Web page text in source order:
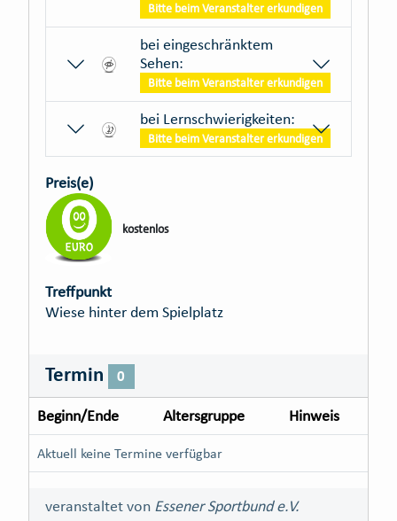
Bitte beim Veranstalter erkundigen
bei eingeschränktem
Sehen:
Bitte beim Veranstalter erkundigen
bei Lernschwierigkeiten:
Bitte beim Veranstalter erkundigen
Preis(e)
kostenlos
Treffpunkt
Wiese hinter dem Spielplatz
Termin 0
Beginn/Ende Altersgruppe Hinweis
Aktuell keine Termine verfügbar
veranstaltet von Essener Sportbund e.V.